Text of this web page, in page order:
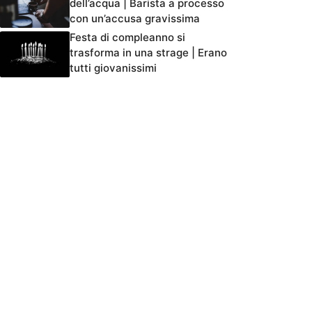
dell’acqua | Barista a processo
con un’accusa gravissima
Festa di compleanno si
trasforma in una strage | Erano
tutti giovanissimi